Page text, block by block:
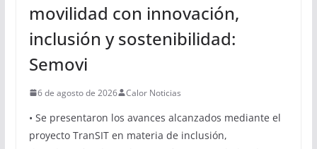
movilidad con innovación,
inclusión y sostenibilidad:
Semovi
6 de agosto de 2026 Calor Noticias
• Se presentaron los avances alcanzados mediante el
proyecto TranSIT en materia de inclusión,